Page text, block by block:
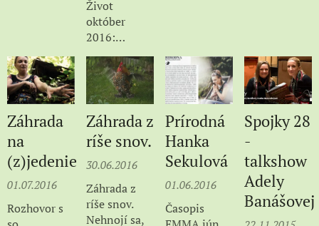
Život
október
2016:
22.10.2016
(42/2016)
Nápad
nadšenkyne
prírodných
záhrad
Hanky
Sekulovej
úspech u
záhradkárov.
prílohy Sme
ženy. Aj
titulka :-)
Záhrada
na
(z)jedenie
01.07.2016
Rozhovor s
Záhrada z
ríše snov.
30.06.2016
Záhrada z
ríše snov.
Nehnojí sa,
Prírodná
Hanka
Sekulová
01.06.2016
Časopis
Spojky 28
-
talkshow
Adely
Banášovej